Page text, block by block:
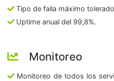
Tipo de falla máximo
Uptime anual del 99,8%.
Monitoreo
Monitoreo de todos los